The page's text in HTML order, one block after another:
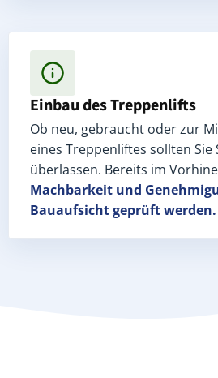
Einbau des Treppenlifts
Ob neu, gebraucht oder zur
eines Treppenliftes sollten Sie
überlassen. Bereits im
Machbarkeit und
Bauaufsicht geprüft werden.